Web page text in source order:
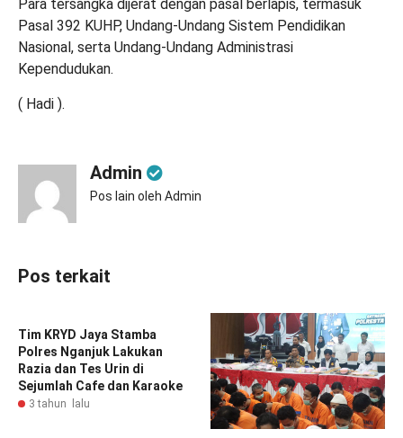
Para tersangka dijerat dengan pasal berlapis, termasuk
Pasal 392 KUHP, Undang-Undang Sistem Pendidikan
Nasional, serta Undang-Undang Administrasi
Kependudukan.
( Hadi ).
Admin
Pos lain oleh Admin
Pos terkait
Tim KRYD Jaya Stamba
Polres Nganjuk Lakukan
Razia dan Tes Urin di
Sejumlah Cafe dan Karaoke
3 tahun lalu